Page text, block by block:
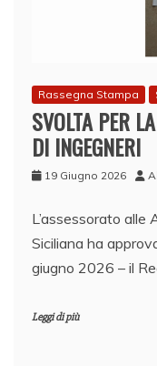
Rassegna Stampa
SVOLTA PER
DI INGEGNERI
19 Giugno 2026
L’assessorato
Siciliana ha
giugno 2026 – il
Leggi di più